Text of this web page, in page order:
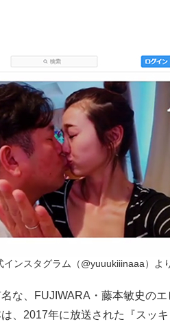
インスタグラム（@yuuukiiinaaa）よ
な、FUJIWARA・藤本敏史のエ
、2017年に放送された『スッ